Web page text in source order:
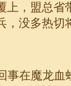
上，盟总省
，没多热切
在魔龙血